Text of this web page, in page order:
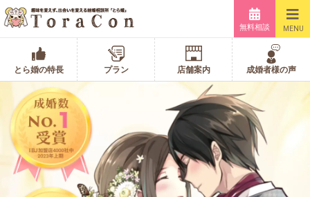
無料相談 MENU
とら婚の特長 プラン 店舗案内 成婚者様の声